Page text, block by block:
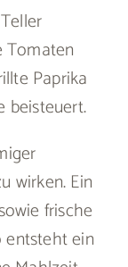
Tomaten
Paprika
beisteuert.
wirken. Ein
frische
entsteht ein